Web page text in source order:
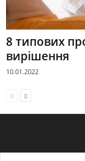
8 типових
вирішення
10.01.2022